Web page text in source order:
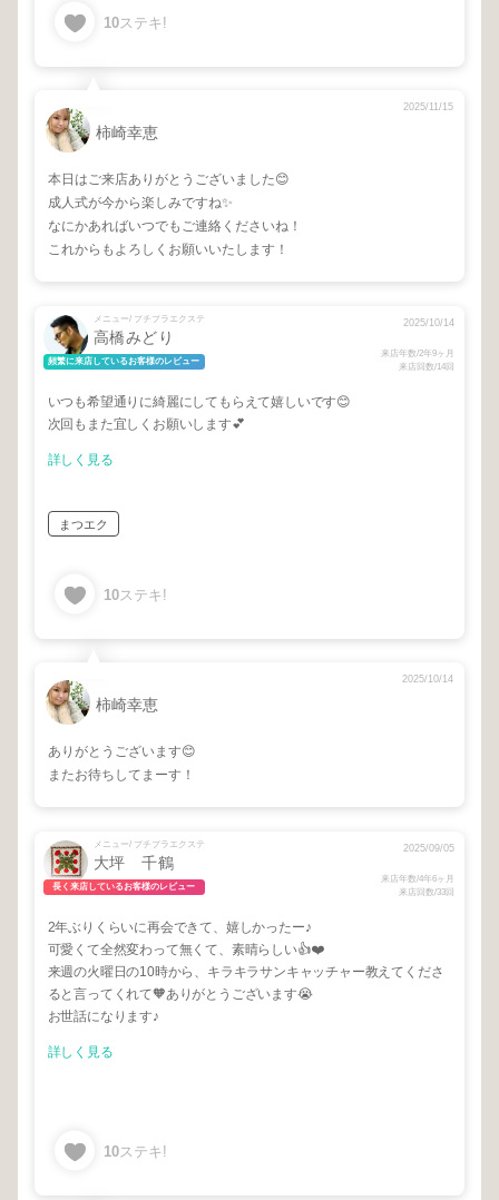
10ステキ!
柿崎幸恵
2025/11/15
本日はご来店ありがとうございました😊
成人式が今から楽しみですね✨
なにかあればいつでもご連絡くださいね！
これからもよろしくお願いいたします！
メニュー/ プチプラエクステ
高橋みどり
頻繁に来店しているお客様のレビュー
2025/10/14
来店年数/2年9ヶ月
来店回数/14回
いつも希望通りに綺麗にしてもらえて嬉しいです😊
次回もまた宜しくお願いします💕
詳しく見る
まつエク
10ステキ!
柿崎幸恵
2025/10/14
ありがとうございます😊
またお待ちしてまーす！
メニュー/ プチプラエクステ
大坪 千鶴
長く来店しているお客様のレビュー
2025/09/05
来店年数/4年6ヶ月
来店回数/33回
2年ぶりくらいに再会できて、嬉しかったー♪
可愛くて全然変わって無くて、素晴らしい👍❤️
来週の火曜日の10時から、キラキラサンキャッチャー教えてくださ
ると言ってくれて🧡ありがとうございます😭
お世話になります♪
詳しく見る
10ステキ!